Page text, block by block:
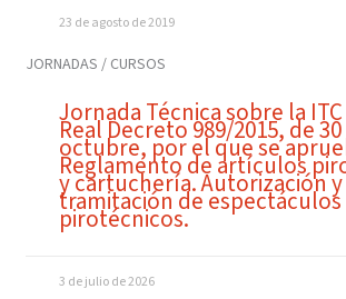
23 de agosto de 2019
JORNADAS / CURSOS
Jornada Técnica sobre la ITC
Real Decreto 989/2015, de
octubre, por el que se
Reglamento de artículos
y cartuchería. Autorización y
tramitación de espectáculos
pirotécnicos.
3 de julio de 2026